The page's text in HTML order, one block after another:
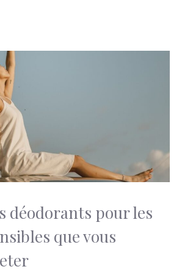
déodorants pour les
que vous